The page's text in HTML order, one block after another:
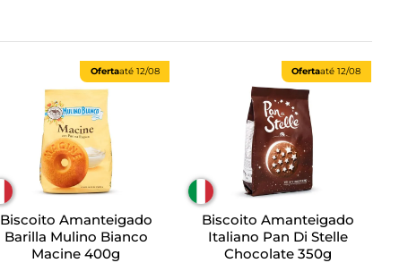
Ofertaaté 12/08
Biscoito Amanteigado
Barilla Mulino Bianco
Macine 400g
Ofertaaté12/08
Biscoito Amanteigado
Italiano Pan Di Stelle
Chocolate 350g